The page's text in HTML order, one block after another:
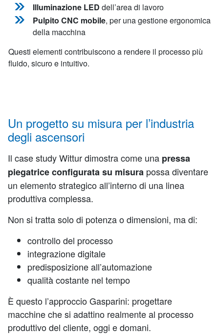
Illuminazione LED dell’area di lavoro
Pulpito CNC mobile, per una gestione ergonomica
della macchina
Questi elementi contribuiscono a rendere il processo più
fluido, sicuro e intuitivo.
Un progetto su misura per l’industria
degli ascensori
Il case study Wittur dimostra come una pressa
piegatrice configurata su misura possa diventare
un elemento strategico all’interno di una linea
produttiva complessa.
Non si tratta solo di potenza o dimensioni, ma di:
controllo del processo
integrazione digitale
predisposizione all’automazione
qualità costante nel tempo
È questo l’approccio Gasparini: progettare
macchine che si adattino realmente al processo
produttivo del cliente, oggi e domani.